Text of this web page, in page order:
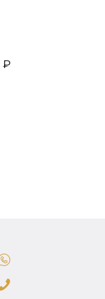
₽